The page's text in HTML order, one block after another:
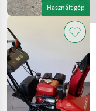
Használt gép